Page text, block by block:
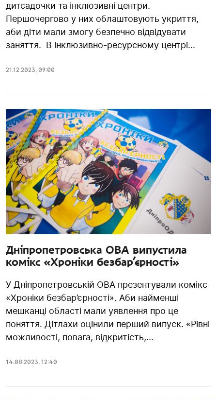
дитсадочки та інклюзивні центри.
Першочергово у них облаштовують укриття,
аби діти мали змогу безпечно відвідувати
заняття. В інклюзивно-ресурсному центрі...
21.12.2023, 09:00
Дніпропетровська ОВА випустила
комікс «Хроніки безбар’єрності»
У Дніпропетровській ОВА презентували комікс
«Хроніки безбар’єрності». Аби найменші
мешканці області мали уявлення про це
поняття. Дітлахи оцінили перший випуск. «Рівні
можливості, повага, відкритість,...
14.08.2023, 12:40